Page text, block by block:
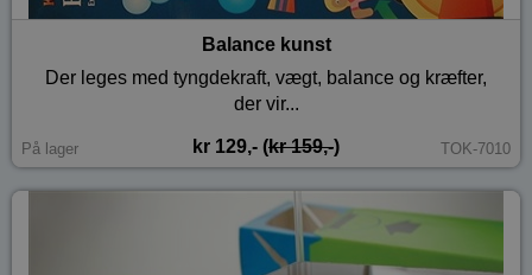
Balance kunst
Der leges med tyngdekraft, vægt, balance og kræfter,
der vir...
På lager kr 129,- (kr 159,-) TOK-7010